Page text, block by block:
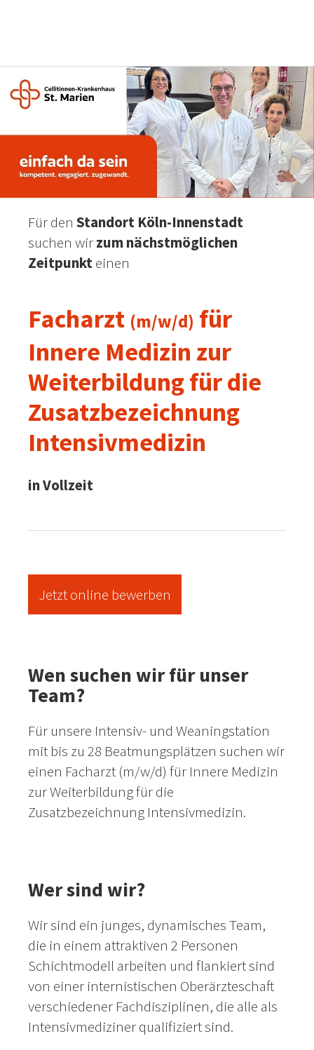
Für den Standort Köln-Innenstadt
suchen wirzum nächstmöglichen
Zeitpunkteinen
Facharzt (m/w/d) für
Innere Medizin zur
Weiterbildung für die
Zusatzbezeichnung
Intensivmedizin
in Vollzeit
Jetzt online bewerben
Wen suchen wir für unser
Team?
Für unsere Intensiv- und Weaningstation
mit bis zu 28 Beatmungsplätzen suchen wir
einen Facharzt (m/w/d) für Innere Medizin
zur Weiterbildung für die
Zusatzbezeichnung Intensivmedizin.
Wer sind wir?
Wir sind ein junges, dynamisches Team,
die in einem attraktiven 2 Personen
Schichtmodell arbeiten und flankiert sind
von einer internistischen Oberärzteschaft
verschiedener Fachdisziplinen, die alle als
Intensivmediziner qualifiziert sind.